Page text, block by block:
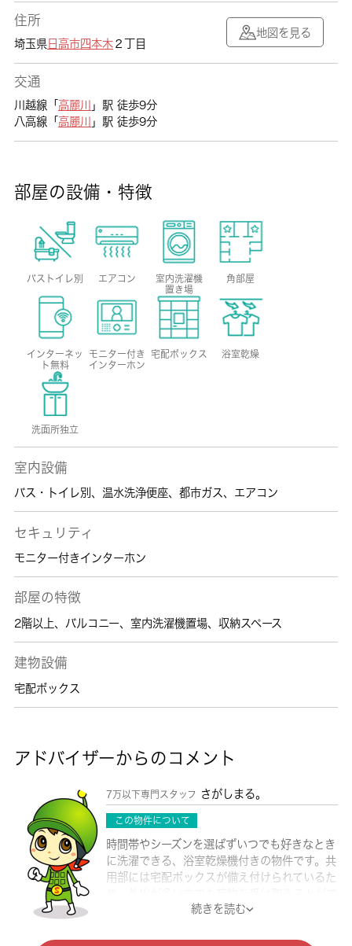
住所
埼玉県日高市四本木２丁目
地図を見る
交通
川越線「 高麗川 」駅 徒歩9分
八高線「 高麗川 」駅 徒歩9分
部屋の設備・特徴
バストイレ別 エアコン
室内洗濯機
置き場
角部屋
インターネッ
ト無料
モニター付き
インターホン
宅配ボックス 浴室乾燥
洗面所独立
室内設備
バス・トイレ別 、 温水洗浄便座、 都市ガス、 エアコン
セキュリティ
モニター付きインターホン
部屋の特徴
2階以上、 バルコニー、 室内洗濯機置場、 収納スペース
建物設備
宅配ボックス
アドバイザーからのコメント
7万以下専門スタッフ さがしまる。
この物件について
時間帯やシーズンを選ばずいつでも好きなとき
に洗濯できる、浴室乾燥機付きの物件です。共
用部には宅配ボックスが備え付けられているた
きます。玄関先まで覗き穴を覗きに行かなくて
るので防犯対策につながります。駅まで徒歩9
続きを読む